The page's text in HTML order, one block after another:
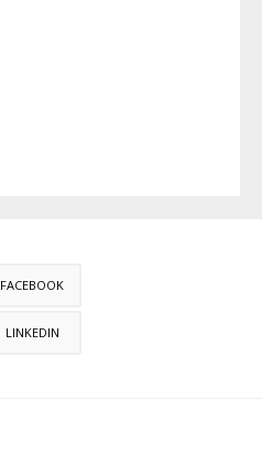
FACEBOOK
LINKEDIN